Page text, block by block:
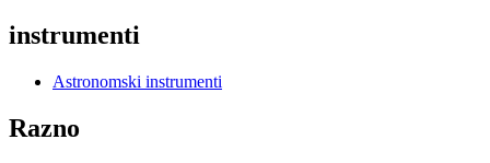
instrumenti
Astronomski instrumenti
Razno